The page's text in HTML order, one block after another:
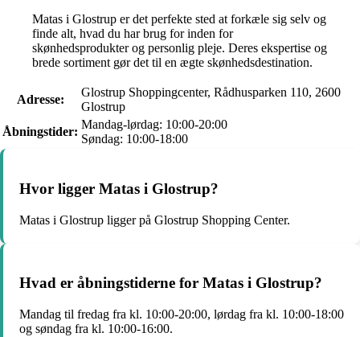
Matas i Glostrup er det perfekte sted at forkæle sig selv og
finde alt, hvad du har brug for inden for
skønhedsprodukter og personlig pleje. Deres ekspertise og
brede sortiment gør det til en ægte skønhedsdestination.
Adresse:
Glostrup Shoppingcenter, Rådhusparken 110, 2600
Glostrup
Åbningstider:
Mandag-lørdag: 10:00-20:00
Søndag: 10:00-18:00
Hvor ligger Matas i Glostrup?
Matas i Glostrup ligger på Glostrup Shopping Center.
Hvad er åbningstiderne for Matas i Glostrup?
Mandag til fredag fra kl. 10:00-20:00, lørdag fra kl. 10:00-18:00
og søndag fra kl. 10:00-16:00.